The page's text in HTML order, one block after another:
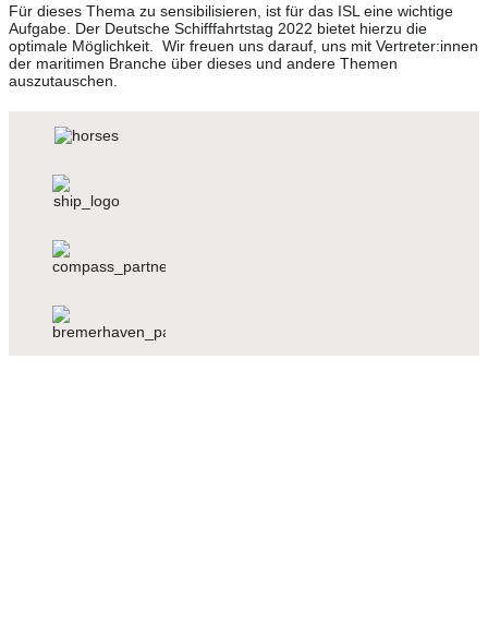
Für dieses Thema zu sensibilisieren, ist für das ISL eine wichtige
Aufgabe. Der Deutsche Schifffahrtstag 2022 bietet hierzu die
optimale Möglichkeit. Wir freuen uns darauf, uns mit Vertreter:innen
der maritimen Branche über dieses und andere Themen
auszutauschen.